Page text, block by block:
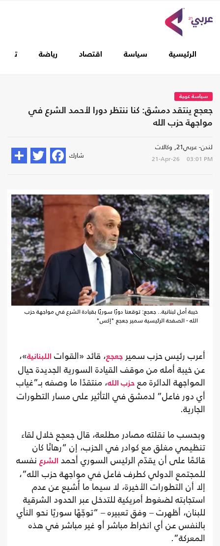
الرئيسية سياسة اقتصاد رياضة
سياسة عربية
جعجع ينتقد دمشق: كنا ننتظر دورا لأحمد الشرع في
مواجهة حزب الله
لندن- عربي21, وكالات
21-Apr-26 03:01 PM شارك
خيبة أمل لبنانية.. جعجع: توقعنا دورًا سوريًا بقيادة الشرع في مواجهة حزب
الله - الصفحة الرئيسية سمير جعجع "إكس"
أعرب رئيس حزب سمير جعجع، قائد «القوات اللبنانية»،
عن خيبة أمله من موقف القيادة السورية الجديدة حيال
المواجهة الدائرة مع حزب الله، منتقدًا ما وصفه بـ”غياب
أي دور فاعل” لدمشق في التأثير على مسار التطورات
الجارية.
وبحسب ما نقلته مصادر مطلعة، قال جعجع خلال لقاء
تنظيمي مغلق مع كوادر في الحزب، إن “رهانًا كان
قائمًا على أن يقدّم الرئيس السوري أحمد الشرع نفسه
للمجتمع الدولي كطرف فاعل في مواجهة حزب الله”،
إلا أن التطورات الأخيرة، لا سيما ما أُشيع عن عدم
استجابته لضغوط أمريكية للتدخل عبر الحدود الشرقية
للبنان، أظهرت – وفق تعبيره – “توجّهًا سوريًا نحو النأي
بالنفس عن أي انخراط مباشر أو غير مباشر في هذه
المعركة”.